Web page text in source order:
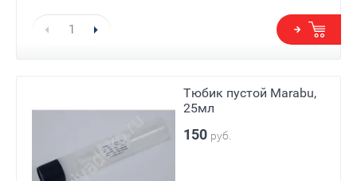
Тюбик пустой Marabu,
25мл
150 руб.